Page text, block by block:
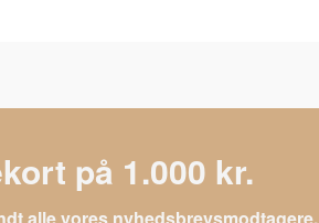
på 1.000 kr.
alle vores nyhedsbrevsmodtagere.